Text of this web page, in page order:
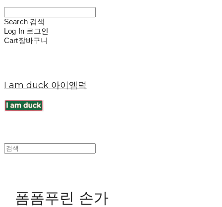
Search 검색
Log In 로그인
Cart장바구니
I am duck 아이엠덕
폼폼푸린 손가